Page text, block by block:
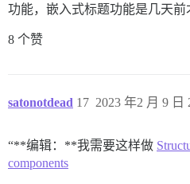
功能，嵌入式标题功能是几天前
8 个赞
satonotdead 2023 年2 月 9 日
17
“**编辑：**我需要这样做
components